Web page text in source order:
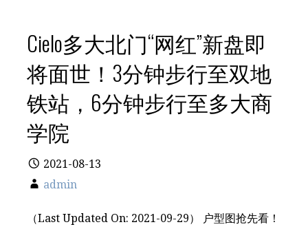
Cielo多大北门“网红”新盘即
将面世！3分钟步行至双地
铁站，6分钟步行至多大商
学院
2021-08-13
admin
（Last Updated On: 2021-09-29） 户型图抢先看！